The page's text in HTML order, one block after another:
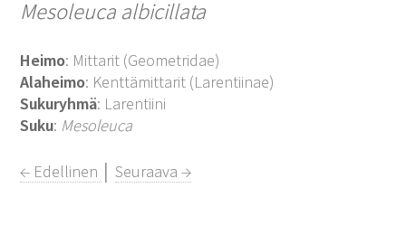
Mesoleuca albicillata
Heimo: Mittarit (Geometridae)
Alaheimo: Kenttämittarit (Larentiinae)
Sukuryhmä: Larentiini
Suku: Mesoleuca
← Edellinen │Seuraava →